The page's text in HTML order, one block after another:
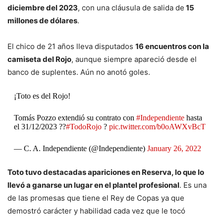
diciembre del 2023, con una cláusula de salida de 15
millones de dólares.
El chico de 21 años lleva disputados 16 encuentros con la
camiseta del Rojo, aunque siempre apareció desde el
banco de suplentes. Aún no anotó goles.
¡Toto es del Rojo!
Tomás Pozzo extendió su contrato con #Independientehasta
el 31/12/2023 ??#TodoRojo? pic.twitter.com/b0oAWXvBcT
— C. A. Independiente (@Independiente) January 26, 2022
Toto tuvo destacadas apariciones en Reserva, lo que lo
llevó a ganarse un lugar en el plantel profesional. Es una
de las promesas que tiene el Rey de Copas ya que
demostró carácter y habilidad cada vez que le tocó